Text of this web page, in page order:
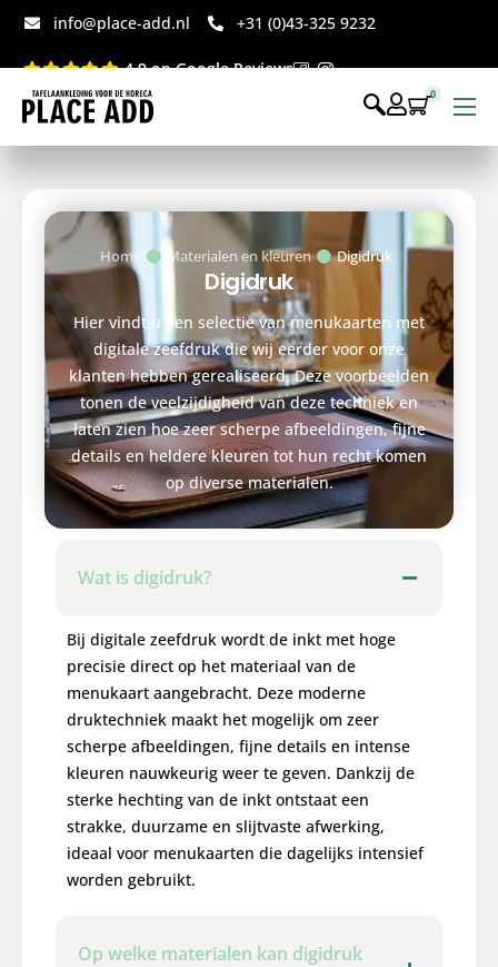
info@place-add.nl +31 (0)43-325 9232
4.9 op Google Reviews
Menukaarten
Disposables webshop
Voor op tafel webshop
0
Home Materialen en kleuren Digidruk
Digidruk
Hier vindt u een selectie van menukaarten met
digitale zeefdruk die wij eerder voor onze
klanten hebben gerealiseerd. Deze voorbeelden
tonen de veelzijdigheid van deze techniek en
laten zien hoe zeer scherpe afbeeldingen, fijne
details en heldere kleuren tot hun recht komen
op diverse materialen.
Wat is digidruk?
Bij digitale zeefdruk wordt de inkt met hoge
precisie direct op het materiaal van de
menukaart aangebracht. Deze moderne
druktechniek maakt het mogelijk om zeer
scherpe afbeeldingen, fijne details en intense
kleuren nauwkeurig weer te geven. Dankzij de
sterke hechting van de inkt ontstaat een
strakke, duurzame en slijtvaste afwerking,
ideaal voor menukaarten die dagelijks intensief
worden gebruikt.
Op welke materialen kan digidruk